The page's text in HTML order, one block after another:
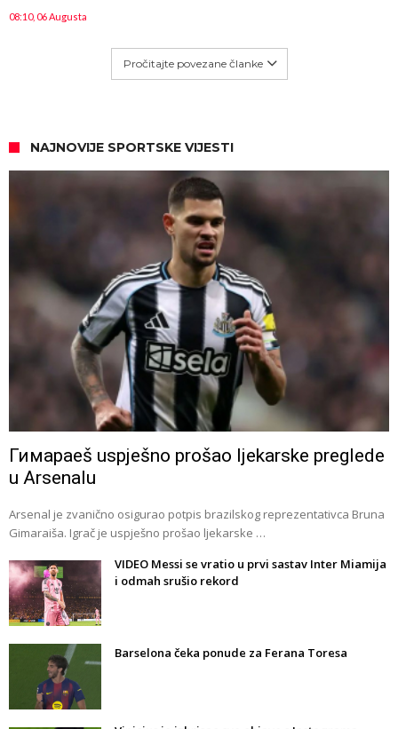
08:10, 06 Augusta
Pročitajte povezane članke
NAJNOVIJE SPORTSKE VIJESTI
Гимараeš uspješno prošao ljekarske preglede
u Arsenalu
Arsenal je zvanično osigurao potpis brazilskog reprezentativca Bruna
Gimaraiša. Igrač je uspješno prošao ljekarske …
VIDEO Messi se vratio u prvi sastav Inter Miamija
i odmah srušio rekord
Barselona čeka ponude za Ferana Toresa